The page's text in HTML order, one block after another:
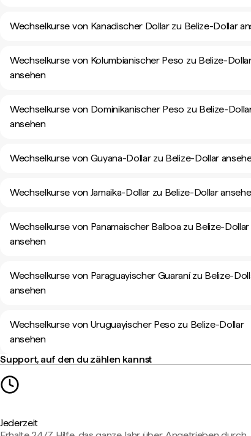
Wechselkurse von Kanadischer Dollar zu Belize-Dollar
Wechselkurse von Kolumbianischer Peso zu Belize-
ansehen
Wechselkurse von Dominikanischer Peso zu Belize-
ansehen
Wechselkurse von Guyana-Dollar zu Belize-Dollar
Wechselkurse von Jamaika-Dollar zu Belize-Dollar
Wechselkurse von Panamaischer Balboa zu Belize-Dollar
ansehen
Wechselkurse von Paraguayischer Guaraní zu Belize-
ansehen
Wechselkurse von Uruguayischer Peso zu Belize-Dollar
ansehen
Support, auf den du zählen kannst
Jederzeit